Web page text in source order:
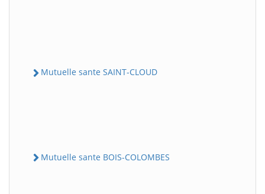
Mutuelle sante SAINT-CLOUD
Mutuelle sante BOIS-COLOMBES